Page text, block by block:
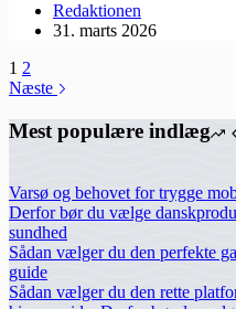
Redaktionen
31. marts 2026
1 2
Næste
Mest populære indlæg
Varsø og behovet for trygge
Derfor bør du vælge
sundhed
Sådan vælger du den perfekte
guide
Sådan vælger du den rette